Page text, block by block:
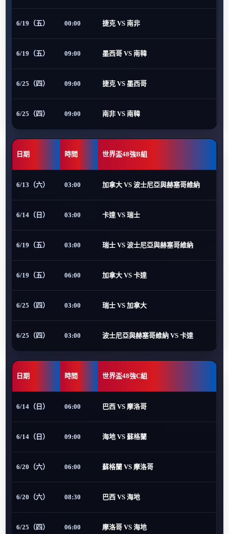
6/19（五） 00:00 捷克 VS 南非
6/19（五） 09:00 墨西哥 VS 南韓
6/25（四） 09:00 捷克 VS 墨西哥
6/25（四） 09:00 南非 VS 南韓
日期 時間 世界盃48強B組
6/13（六） 03:00 加拿大 VS 波士尼亞與赫塞哥維納
6/14（日） 03:00 卡達 VS 瑞士
6/19（五） 03:00 瑞士 VS 波士尼亞與赫塞哥維納
6/19（五） 06:00 加拿大 VS 卡達
6/25（四） 03:00 瑞士 VS 加拿大
6/25（四） 03:00 波士尼亞與赫塞哥維納 VS 卡達
日期 時間 世界盃48強C組
6/14（日） 06:00 巴西 VS 摩洛哥
6/14（日） 09:00 海地 VS 蘇格蘭
6/20（六） 06:00 蘇格蘭 VS 摩洛哥
6/20（六） 08:30 巴西 VS 海地
6/25（四） 06:00 摩洛哥 VS 海地